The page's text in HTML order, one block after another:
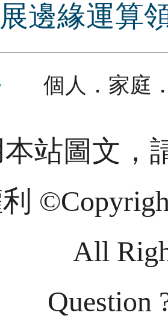
邊緣運算
個人．家庭
站圖文，
All
Question